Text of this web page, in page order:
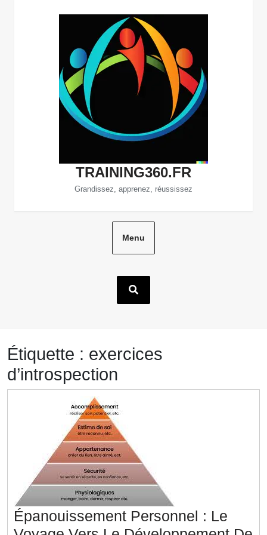
TRAINING360.FR
Grandissez, apprenez, réussissez
Menu
Étiquette : exercices
d’introspection
Épanouissement Personnel : Le